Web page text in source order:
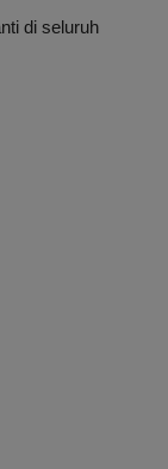
di seluruh